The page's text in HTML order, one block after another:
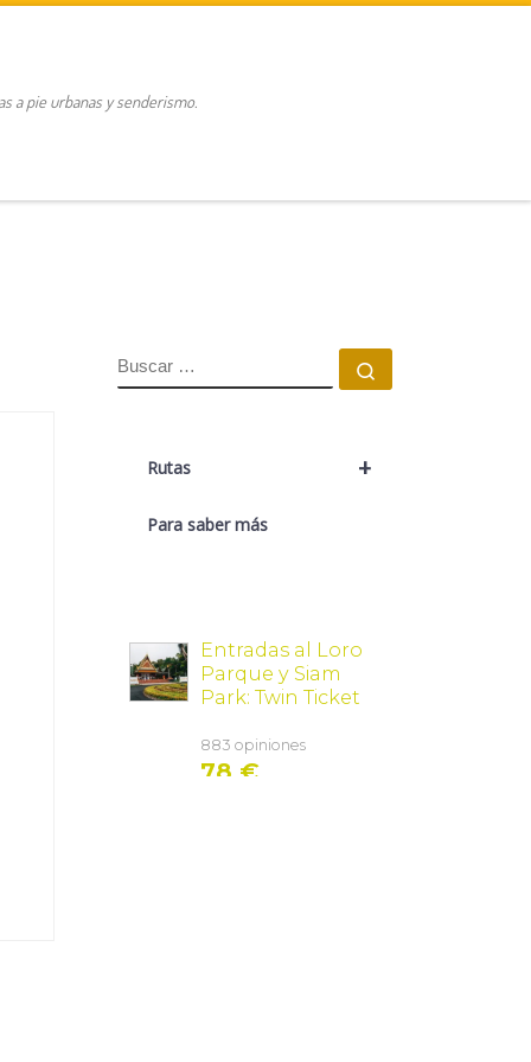
a pie urbanas y senderismo.
BUSCAR
+
Rutas
Para saber más